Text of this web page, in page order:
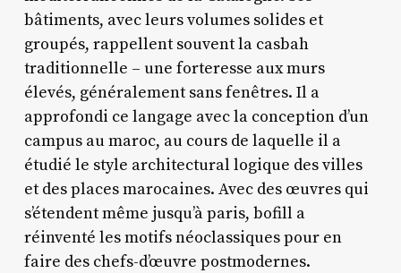
bâtiments, avec leurs volumes solides et
groupés, rappellent souvent la casbah
traditionnelle – une forteresse aux murs
élevés, généralement sans fenêtres. Il a
approfondi ce langage avec la conception d’un
campus au maroc, au cours de laquelle il a
étudié le style architectural logique des villes
et des places marocaines. Avec des œuvres qui
s’étendent même jusqu’à paris, bofill a
réinventé les motifs néoclassiques pour en
faire des chefs-d’œuvre postmodernes.